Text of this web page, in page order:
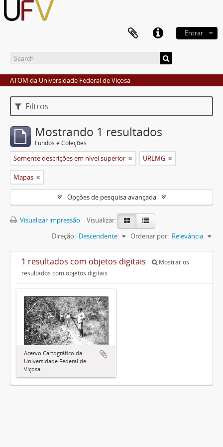
Entrar
ATOM da Universidade Federal de Viçosa
Filtros
Mostrando 1 resultados
Fundos e Coleções
Somente descrições em nível superior UREMG
Mapas
Opções de pesquisa avançada
Visualizar impressão
Visualizar:
Ordenar por: Relevância
Direção: Descendente
1 resultados com objetos digitais
Mostrar os
resultados com objetos digitais
Acervo Cartográfico da
Universidade Federal de
Viçosa